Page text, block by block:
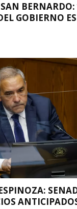
BERNARDO:
GOBIERNO